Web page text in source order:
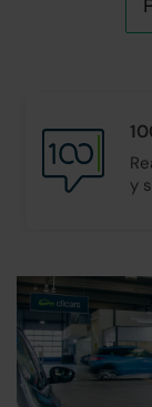
y